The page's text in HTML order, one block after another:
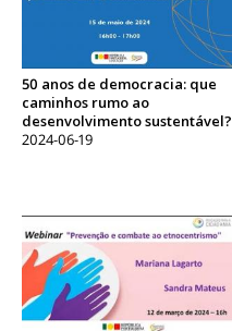
50 anos de democracia: que
caminhos rumo ao
desenvolvimento sustentável?
2024-06-19